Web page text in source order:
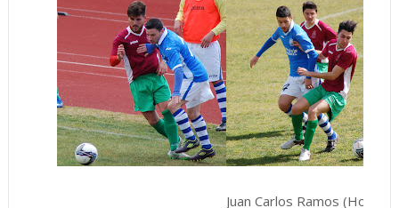
Juan Carlos Ramos (Hoy) /